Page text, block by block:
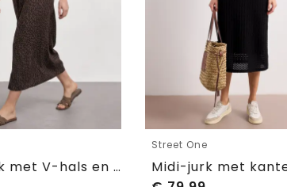
Midi-jurk met V-hals en luipaardprint
Street One